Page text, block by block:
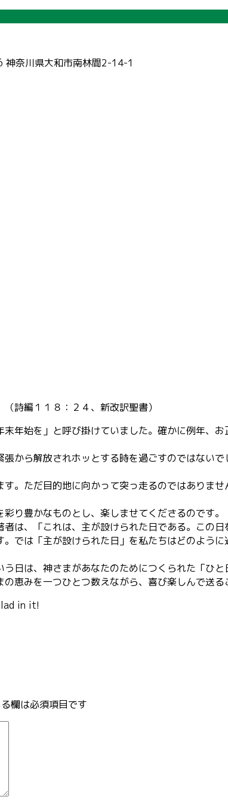
奈川県大和市南林間2-14-1
詩編１１８：２４、新改訳聖書）
年始を」と呼び掛けていました。確かに例年、
から解放されホッとする時を過ごすのではない
。ただ目的地に向かって突っ走るのではありま
り豊かなものとし、楽しませてくださるのです。
は、「これは、主が設けられた日である。この日
では「主が設けられた日」を私たちはどのよう
日は、神さまがあなたのためにつくられた「ひと
恵みを一つひとつ数えながら、喜び楽しんで送る
in it!
欄は必須項目です